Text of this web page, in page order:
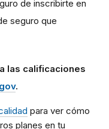
de inscribirte en
seguro que
las calificaciones
.
para ver cómo
planes en tu